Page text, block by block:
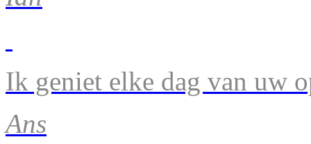
Ik geniet elke dag van uw
Ans